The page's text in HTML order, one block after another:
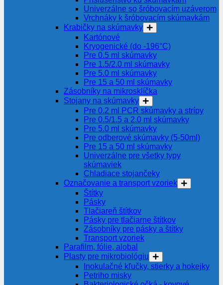
Univerzálne so šróbovacím uzáverom
Vrchnáky k šróbovacím skúmavkám
Krabičky na skúmavky
Kartónové
Kryogenické (do -196°C)
Pre 0.5 ml skúmavky
Pre 1.5/2.0 ml skúmavky
Pre 5.0 ml skúmavky
Pre 15 a 50 ml skúmavky
Zásobníky na mikrosklíčka
Stojany na skúmavky
Pre 0.2 ml PCR skúmavky a strípy
Pre 0.5/1.5 a 2.0 ml skúmavky
Pre 5.0 ml skúmavky
Pre odberové skúmavky (5-50ml)
Pre 15 a 50 ml skúmavky
Univerzálne pre všetky typy
skúmaviek
Chladiace stojančeky
Označovanie a transport vzoriek
Štítky
Pásky
Tlačiareň štítkov
Pásky pre tlačiarne štítkov
Zásobníky pre pásky a štítky
Transport vzoriek
Parafilm, fólie, alobal
Plasty pre mikrobiológiu
Inokulačné kľučky, stierky a hokejky
Petriho misky